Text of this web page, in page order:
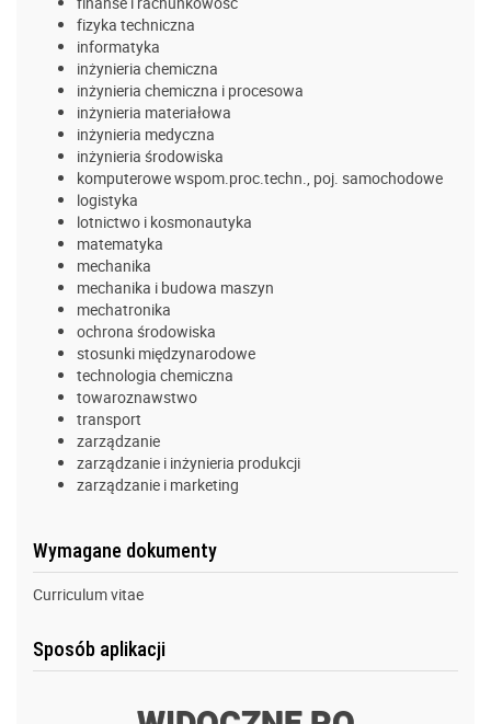
fizyka techniczna
informatyka
inżynieria chemiczna
inżynieria chemiczna i procesowa
inżynieria materiałowa
inżynieria medyczna
inżynieria środowiska
komputerowe wspom.proc.techn., poj. samochodowe
logistyka
lotnictwo i kosmonautyka
matematyka
mechanika
mechanika i budowa maszyn
mechatronika
ochrona środowiska
stosunki międzynarodowe
technologia chemiczna
towaroznawstwo
transport
zarządzanie
zarządzanie i inżynieria produkcji
zarządzanie i marketing
Wymagane dokumenty
Curriculum vitae
Sposób aplikacji